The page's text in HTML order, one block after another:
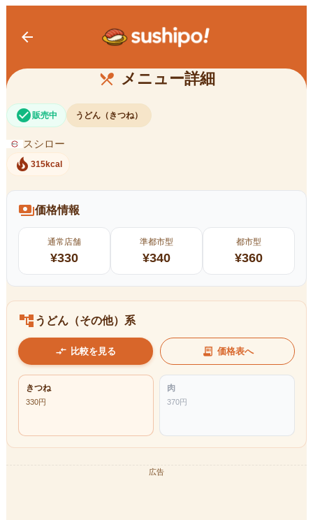
arrow_back
restaurant_menu メニュー詳細
きつねうどん
check_circle 販売中 うどん（きつね）
スシロー
local_fire_department 315kcal
payments価格情報
通常店舗
¥330
準都市型
¥340
都市型
¥360
account_tree うどん（その他）系
compare_arrows 比較を見る receipt_long 価格表へ
きつね
330円
肉
370円
広告